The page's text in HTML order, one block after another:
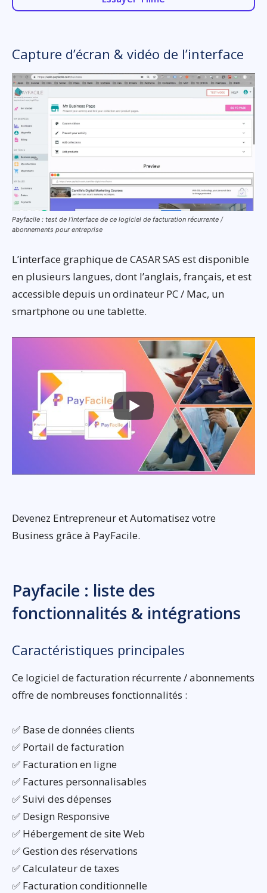
Capture d’écran & vidéo de l’interface
Payfacile : test de l’interface de ce logiciel de facturation récurrente /
abonnements pour entreprise
L’interface graphique de CASAR SAS est disponible
en plusieurs langues, dont l’anglais, français, et est
accessible depuis un ordinateur PC / Mac, un
smartphone ou une tablette.
Devenez Entrepreneur et Automatisez votre
Business grâce à PayFacile.
Payfacile : liste des
fonctionnalités & intégrations
Caractéristiques principales
Ce logiciel de facturation récurrente / abonnements
offre de nombreuses fonctionnalités :
✅ Base de données clients
✅ Portail de facturation
✅ Facturation en ligne
✅ Factures personnalisables
✅ Suivi des dépenses
✅ Design Responsive
✅ Hébergement de site Web
✅ Gestion des réservations
✅ Calculateur de taxes
✅ Facturation conditionnelle